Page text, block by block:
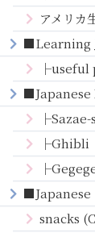
アメリカ
■Learning
├useful
├Sazae-
├Ghibli
■Japanese
snacks